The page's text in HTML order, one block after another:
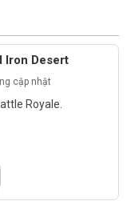
Iron Desert
cập nhật
Royale.